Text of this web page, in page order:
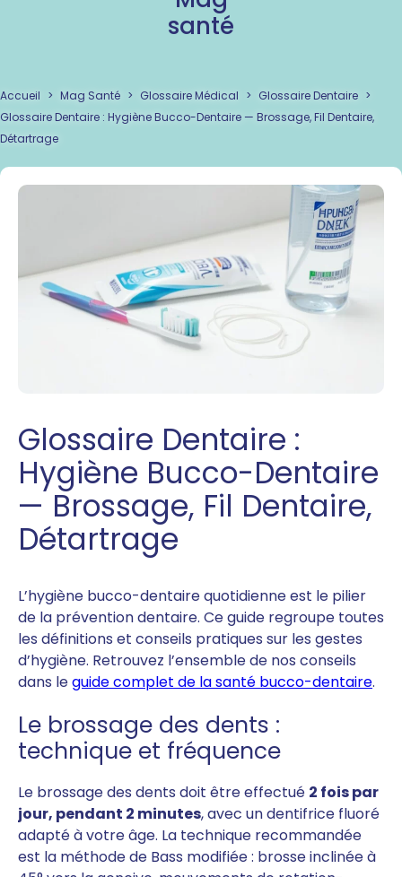
santé
Accueil > Mag Santé > Glossaire Médical > Glossaire Dentaire >
Glossaire Dentaire : Hygiène Bucco-Dentaire — Brossage, Fil Dentaire,
Détartrage
Glossaire Dentaire :
Hygiène Bucco-Dentaire
— Brossage, Fil Dentaire,
Détartrage
L’hygiène bucco-dentaire quotidienne est le pilier
de la prévention dentaire. Ce guide regroupe toutes
les définitions et conseils pratiques sur les gestes
d’hygiène. Retrouvez l’ensemble de nos conseils
dans leguide complet de la santé bucco-dentaire.
Le brossage des dents :
technique et fréquence
Le brossage des dents doit être effectué 2 fois par
jour, pendant 2 minutes, avec un dentifrice fluoré
adapté à votre âge. La technique recommandée
est la méthode de Bass modifiée : brosse inclinée à